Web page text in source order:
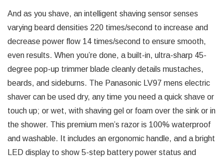
And as you shave, an intelligent shaving sensor senses
varying beard densities 220 times/second to increase and
decrease power flow 14 times/second to ensure smooth,
even results. When you’re done, a built-in, ultra-sharp 45-
degree pop-up trimmer blade cleanly details mustaches,
beards, and sideburns. The Panasonic LV97 mens electric
shaver can be used dry, any time you need a quick shave or
touch up; or wet, with shaving gel or foam over the sink or in
the shower. This premium men’s razor is 100% waterproof
and washable. It includes an ergonomic handle, and a bright
LED display to show 5-step battery power status and